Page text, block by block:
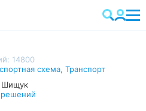
14800
схема, Транспорт
Шищук
решений